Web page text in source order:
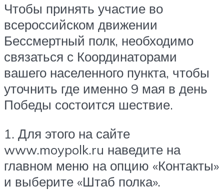
Чтобы принять участие во
всероссийском движении
Бессмертный полк, необходимо
связаться с Координаторами
вашего населенного пункта, чтобы
уточнить где именно 9 мая в день
Победы состоится шествие.
1. Для этого на сайте
www.moypolk.ru наведите на
главном меню на опцию «Контакты»
и выберите «Штаб полка».